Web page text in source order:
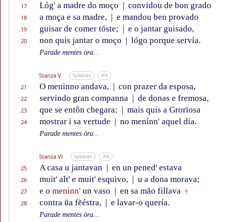
17 Lóg' a madre do moço | convidou de bon grado
18 a moça e sa madre, | e mandou ben provado
19 guisar de comer tóste; | e o jantar guisado,
20 non quis jantar o moço | lógo porque servía.
Parade mentes óra...
Stanza V Syllables IPA
21 O meninno andava, | con prazer da esposa,
22 servindo gran companna | de donas e fremosa,
23 que se entôn chegara; | mais quis a Grorïosa
24 mostrar i sa vertude | no menínn' aquel día.
Parade mentes óra...
Stanza VI Syllables IPA
25 A casa u jantavan | en un pened' estava
26 muit' alt' e muit' esquivo, | u a dona morava;
27 e o meninn' un vaso | en sa mão fillava †
28 contra ũa fẽéstra, | e lavar-o quería.
Parade mentes óra...